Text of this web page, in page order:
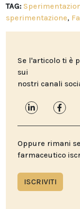
TAG:
sperimentazione,
Se l'articolo ti è
sui
nostri canali
Oppure rimani
farmaceutico
ISCRIVITI